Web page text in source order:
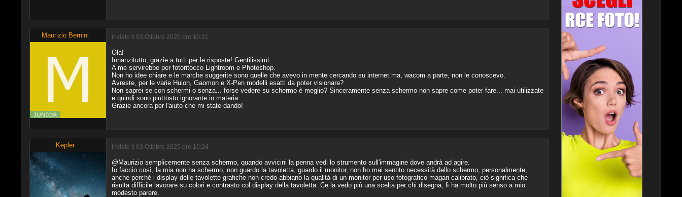
Maurizio Bernini inviato il 03 Ottobre 2025 ore 10:21
Ola!
Innanzitutto, grazie a tutti per le risposte! Gentilissimi.
A me servirebbe per fotoritocco Lightroom e Photoshop.
Non ho idee chiare e le marche suggerite sono quelle che avevo in mente cercando su internet ma, wacom a parte, non le conoscevo.
Avreste, per le varie Huion, Gaomon e X-Pen modelli esatti da poter visionare?
Non saprei se con schermi o senza... forse vedere su schermo è meglio? Sinceramente senza schermo non sapre come poter fare... mai utilizzate
e quindi sono piuttosto ignorante in materia..
Grazie ancora per l'aiuto che mi state dando!
Kepler inviato il 03 Ottobre 2025 ore 10:24
@Maurizio semplicemente senza schermo, quando avvicini la penna vedi lo strumento sull'immagine dove andrà ad agire.
Io faccio così, la mia non ha schermo, non guardo la tavoletta, guardo il monitor, non ho mai sentito necessità dello schermo, personalmente,
anche perché i display delle tavolette grafiche non credo abbiano la qualità di un monitor per uso fotografico magari calibrato, ciò significa che
risulta difficile lavorare su colori e contrasto col display della tavoletta. Ce la vedo più una scelta per chi disegna, lì ha molto più senso a mio
modesto parere.